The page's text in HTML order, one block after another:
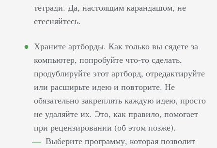
тетради. Да, настоящим карандашом, не
стесняйтесь.
Храните артборды. Как только вы сядете за
компьютер, попробуйте что-то сделать,
продублируйте этот артборд, отредактируйте
или расширьте идею и повторите. Не
обязательно закреплять каждую идею, просто
не удаляйте их. Это, как правило, помогает
при рецензировании (об этом позже).
Выберите программу, которая позволит